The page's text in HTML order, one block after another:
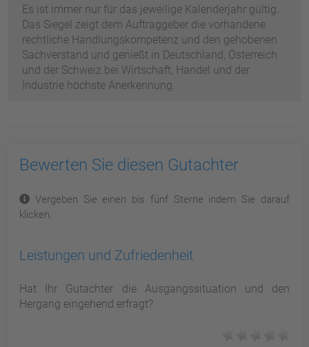
Es ist immer nur für das jeweilige Kalenderjahr gültig.
Das Siegel zeigt dem Auftraggeber die vorhandene
rechtliche Handlungskompetenz und den gehobenen
Sachverstand und genießt in Deutschland, Österreich
und der Schweiz bei Wirtschaft, Handel und der
Industrie höchste Anerkennung.
Bewerten Sie diesen Gutachter
Vergeben Sie einen bis fünf Sterne indem Sie darauf
klicken.
Leistungen und Zufriedenheit
Hat Ihr Gutachter die Ausgangssituation und den
Hergang eingehend erfragt?